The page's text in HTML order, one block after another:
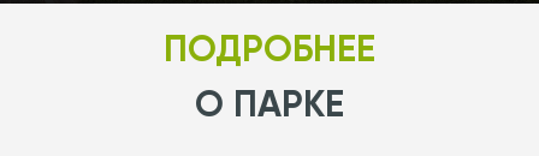
ПОДРОБНЕЕ
О ПАРКЕ